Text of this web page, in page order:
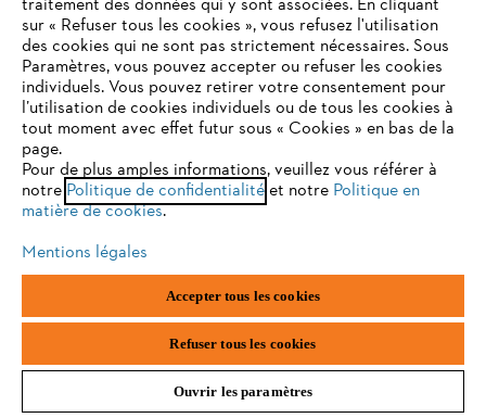
Comment fabriquer une lampe en bois
N'EST PLUS PRIS EN CHARGE
Vous utilisez un navigateur Internet que nous ne prenons plus
en charge, et certaines fonctionnalités de notre site ne
peuvent fonctionner correctement. Pour une utilisation
optimale de notre site, nous vous recommandons de passer à
l'un des navigateurs suivants :
firefox chrome
edge
traitement des données qui y sont associées. En cliquant
sur « Refuser tous les cookies », vous refusez l'utilisation
des cookies qui ne sont pas strictement nécessaires. Sous
Paramètres, vous pouvez accepter ou refuser les cookies
individuels. Vous pouvez retirer votre consentement pour
l’utilisation de cookies individuels ou de tous les cookies à
tout moment avec effet futur sous « Cookies » en bas de la
page.
Pour de plus amples informations, veuillez vous référer à
notre Politique de confidentialitéet notre Politique en
matière de cookies.
Mentions légales
Accepter tous les cookies
Refuser tous les cookies
Ouvrir les paramètres